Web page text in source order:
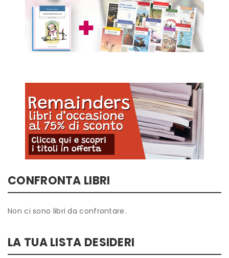
CONFRONTA LIBRI
Non ci sono libri da confrontare.
LA TUA LISTA DESIDERI